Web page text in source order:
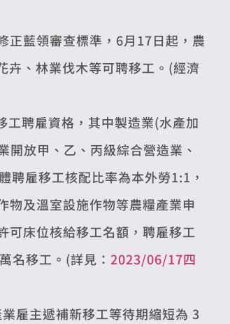
正藍領審查標準，6月17日起，農
卉、林業伐木等可聘移工。(經濟
聘雇資格，其中製造業(水產加
放甲、乙、丙級綜合營造業、
聘雇移工核配比率為本外勞1:1，
物及溫室設施作物等農糧產業申
可床位核給移工名額，聘雇移工
名移工。(詳見： 2023/06/17四
雇主遞補新移工等待期縮短為 3